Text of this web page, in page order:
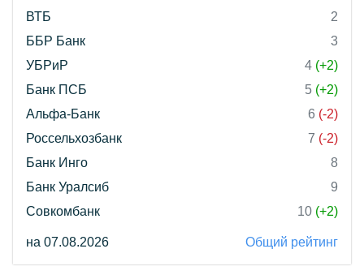
ВТБ
2
ББР Банк
3
УБРиР
4 (+2)
Банк ПСБ
5 (+2)
Альфа-Банк
6 (-2)
Россельхозбанк
7 (-2)
Банк Инго
8
Банк Уралсиб
9
Совкомбанк
10 (+2)
на 07.08.2026 Общий рейтинг